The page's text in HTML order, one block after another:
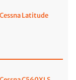
Latitude